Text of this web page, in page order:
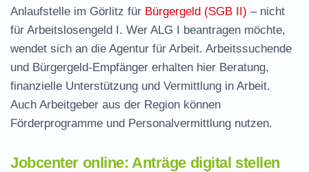
Anlaufstelle im Görlitz für Bürgergeld (SGB II) – nicht
für Arbeitslosengeld I. Wer ALG I beantragen möchte,
wendet sich an die Agentur für Arbeit. Arbeitssuchende
und Bürgergeld-Empfänger erhalten hier Beratung,
finanzielle Unterstützung und Vermittlung in Arbeit.
Auch Arbeitgeber aus der Region können
Förderprogramme und Personalvermittlung nutzen.
Jobcenter online: Anträge digital stellen